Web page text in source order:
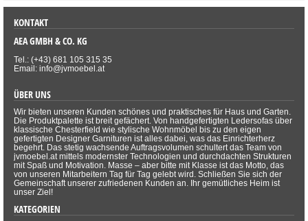
KONTAKT
AEA GMBH & CO. KG
Tel.: (+43) 681 105 315 35
Email: info@jvmoebel.at
ÜBER UNS
Wir bieten unseren Kunden schönes und praktisches für Haus und Garten.
Die Produktpalette ist breit gefächert. Von handgefertigten Ledersofas über
klassische Chesterfield wie stylische Wohnmöbel bis zu den eigen
gefertigten Designer Garnituren ist alles dabei, was das Einrichterherz
begehrt. Das stetig wachsende Auftragsvolumen schultert das Team von
jvmoebel.at mittels modernster Technologien und durchdachten Strukturen
mit Spaß und Motivation. Masse – aber bitte mit Klasse ist das Motto, das
von unseren Mitarbeitern Tag für Tag gelebt wird. Schließen Sie sich der
Gemeinschaft unserer zufriedenen Kunden an. Ihr gemütliches Heim ist
unser Ziel!
KATEGORIEN